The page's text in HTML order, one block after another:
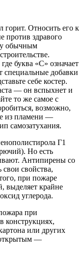
горит. Относить его к
против здравого
обычным
буква «С» означает
специальные добавки
себе костер.
— он вспыхнет и
то же самое с
возможно,
из пламени —
самозатухания.
Г1
Но есть
Антипирены со
свойства,
при пожаре
выделяет крайне
углерода.
при
конструкциях,
или других
открытым —